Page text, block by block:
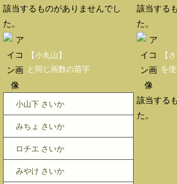
該当するものがありませんでし
た。
該当する
た。
【小丸山】
と同じ画数の苗字
小山下 さいか
みちょ さいか
ロチエ さいか
みやけ さいか
【
を
該当する
た。